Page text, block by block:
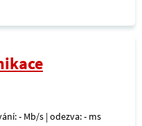
- Mb/s | odezva: - ms